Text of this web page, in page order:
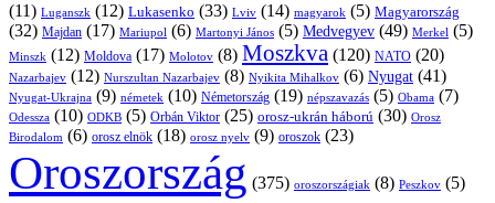
(11) Luganszk (12) Lukasenko (33) Lviv (14) magyarok (5) Magyarország
(32) Majdan (17) Mariupol (6) Martonyi János (5) Medvegyev (49) Merkel (5)
Minszk (12) Moldova (17) Molotov (8) Moszkva (120) NATO (20)
Nazarbajev (12) Nurszultan Nazarbajev (8) Nyikita Mihalkov (6) Nyugat (41)
Nyugat-Ukrajna (9) németek (10) Németország (19) népszavazás (5) Obama (7)
Odessza (10) ODKB (5) Orbán Viktor (25) orosz-ukrán háború (30) Orosz
Birodalom (6) orosz elnök (18) orosz nyelv (9) oroszok (23)
Oroszország (375) oroszországiak (8) Peszkov (5)